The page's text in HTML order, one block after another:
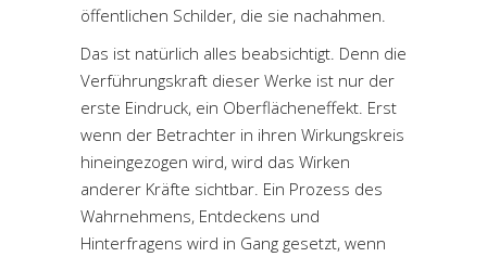
öffentlichen Schilder, die sie nachahmen.
Das ist natürlich alles beabsichtigt. Denn die
Verführungskraft dieser Werke ist nur der
erste Eindruck, ein Oberflächeneffekt. Erst
wenn der Betrachter in ihren Wirkungskreis
hineingezogen wird, wird das Wirken
anderer Kräfte sichtbar. Ein Prozess des
Wahrnehmens, Entdeckens und
Hinterfragens wird in Gang gesetzt, wenn